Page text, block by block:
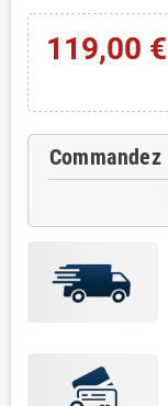
119,00 €